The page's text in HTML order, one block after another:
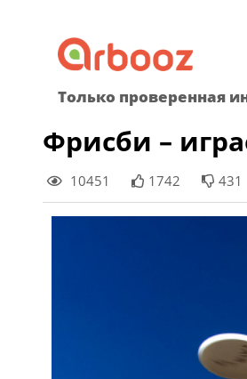
content
Только проверенная
Фрисби –
10451 1742 431